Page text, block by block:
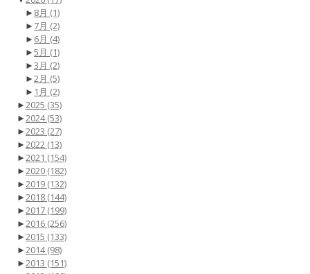
► 8月 (1)
► 7月 (2)
► 6月 (4)
►5月 (1)
►3月 (2)
►2月 (5)
► 1月 (2)
►2025 (35)
►2024(53)
►2023 (27)
►2022 (13)
►2021 (154)
►2020 (182)
►2019 (132)
►2018 (144)
►2017 (199)
►2016 (256)
►2015 (133)
►2014(98)
►2013 (151)